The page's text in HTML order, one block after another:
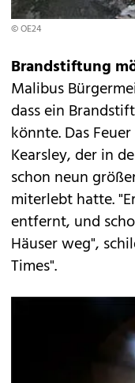
© OE24
Brandstiftung
Malibus
dass ein
könnte. Das
Kearsley, der in
schon neun
miterlebt hatte.
entfernt, und
Häuser weg",
Times".